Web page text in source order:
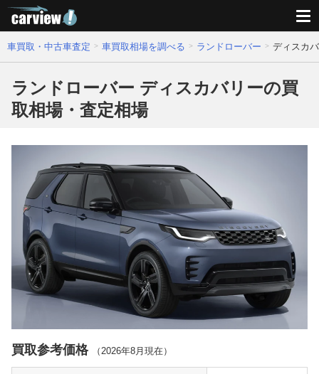
車買取・中古車査定 車買取相場を調べる ランドローバー ディスカ
ランドローバー ディスカバリーの買
取相場・査定相場
買取参考価格 （ 2026年8月 現在）